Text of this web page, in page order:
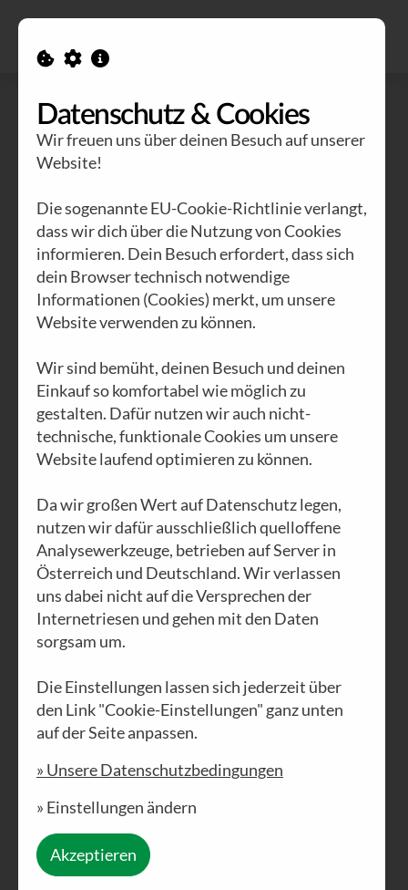
Ein Zeichen
der
Verbundenheit
PDF DOWNLOAD
Datenschutz & Cookies
Wir freuen uns über deinen Besuch auf unserer
Website!
Die sogenannte EU-Cookie-Richtlinie verlangt,
dass wir dich über die Nutzung von Cookies
informieren. Dein Besuch erfordert, dass sich
dein Browser technisch notwendige
Informationen (Cookies) merkt, um unsere
Website verwenden zu können.
Wir sind bemüht, deinen Besuch und deinen
Einkauf so komfortabel wie möglich zu
gestalten. Dafür nutzen wir auch nicht-
technische, funktionale Cookies um unsere
Website laufend optimieren zu können.
Da wir großen Wert auf Datenschutz legen,
nutzen wir dafür ausschließlich quelloffene
Analysewerkzeuge, betrieben auf Server in
Österreich und Deutschland. Wir verlassen
uns dabei nicht auf die Versprechen der
Internetriesen und gehen mit den Daten
sorgsam um.
Die Einstellungen lassen sich jederzeit über
den Link "Cookie-Einstellungen" ganz unten
auf der Seite anpassen.
» Unsere Datenschutzbedingungen
» Einstellungen ändern
Akzeptieren